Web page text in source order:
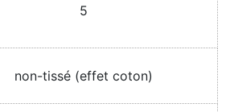
5
non-tissé (effet coton)